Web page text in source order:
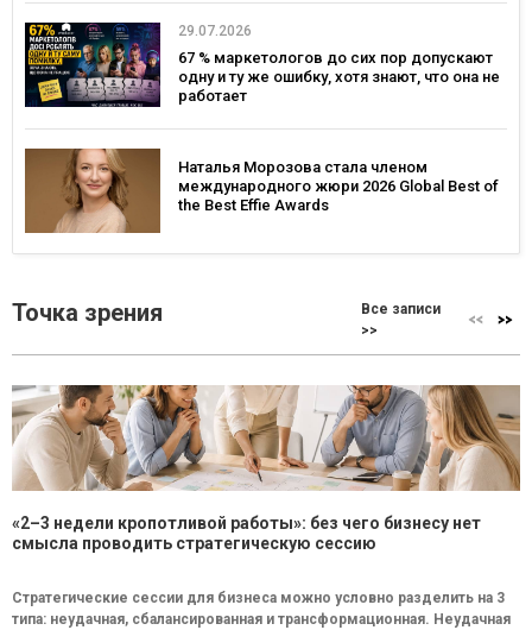
29.07.2026
67 % маркетологов до сих пор допускают
одну и ту же ошибку, хотя знают, что она не
работает
Наталья Морозова стала членом
международного жюри 2026 Global Best of
the Best Effie Awards
Точка зрения
Все записи
>>
«2–3 недели кропотливой работы»: без чего бизнесу нет
смысла проводить стратегическую сессию
Стратегические сессии для бизнеса можно условно разделить на 3
типа: неудачная, сбалансированная и трансформационная. Неудачная